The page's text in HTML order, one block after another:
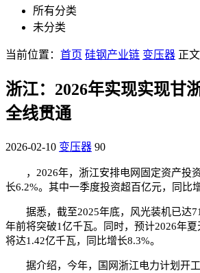
所有分类
未分类
当前位置： 首页 硅钢产业链 变压器 正文
浙江：2026年实现实现甘
全线贯通
2026-02-10 变压器 90
，2026年，浙江安排电网固定资产投
长6.2%。其中一季度投资超百亿元，同比
据悉，截至2025年底，风光装机已达
年前将突破1亿千瓦。同时，预计2026年
将达1.42亿千瓦，同比增长8.3%。
据介绍，今年，国网浙江电力计划开